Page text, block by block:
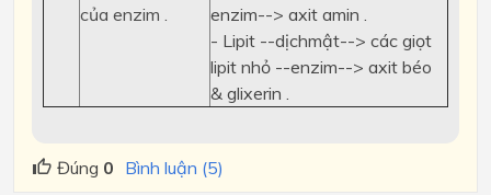
của enzim .
enzim--> axit amin .
- Lipit --dịchmật--> các giọt
lipit nhỏ --enzim--> axit béo
& glixerin .
Đúng 0 Bình luận (5)